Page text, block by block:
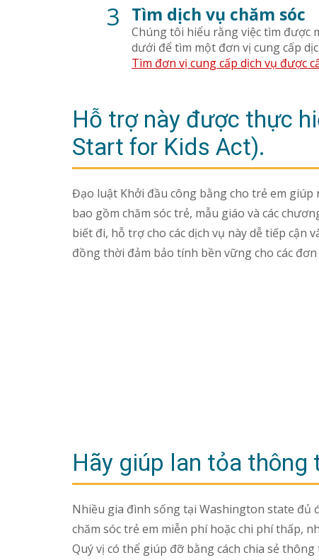
3 Tìm dịch vụ chăm sóc
Chúng tôi hiểu rằng việc tìm được
dưới để tìm một đơn vị cung cấp
Tìm đơn vị cung cấp dịch vụ được
Hỗ trợ này được thực
Start for Kids Act).
Đạo luật Khởi đầu công bằng cho trẻ em giúp
bao gồm chăm sóc trẻ, mẫu giáo và các
biết đi, hỗ trợ cho các dịch vụ này dễ tiếp cận
đồng thời đảm bảo tính bền vững cho các đơn
Hãy giúp lan tỏa thông
Nhiều gia đình sống tại Washington state
chăm sóc trẻ em miễn phí hoặc chi phí thấp,
Quý vị có thể giúp đỡ bằng cách chia sẻ